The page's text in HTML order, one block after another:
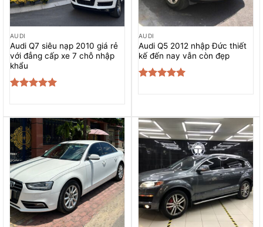
AUDI
Audi Q7 siêu nạp 2010 giá rẻ
với đẳng cấp xe 7 chỗ nhập
khẩu
AUDI
Audi Q5 2012 nhập Đức thiết
kế đến nay vẫn còn đẹp